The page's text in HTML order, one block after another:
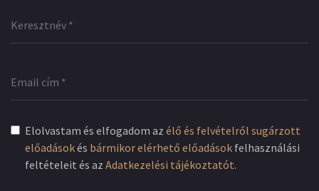
Elolvastam és elfogadom az élő és felvételről sugárzott
előadásokés bármikor elérhető előadások felhasználási
feltételeit és az Adatkezelési tájékoztatót.